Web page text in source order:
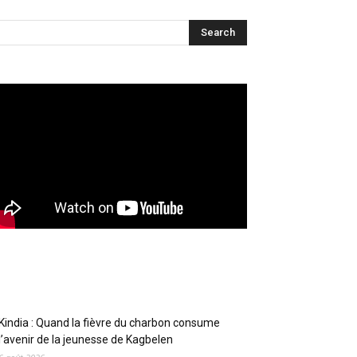
: Quand la fièvre du charbon consume
de la jeunesse de Kagbelen